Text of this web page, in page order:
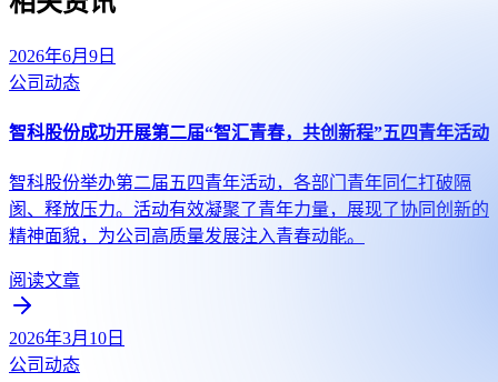
2026年6月9日
公司动态
智科股份成功开展第二届“智汇青春，共创新程”五四青年活动
智科股份举办第二届五四青年活动，各部门青年同仁打破隔
阂、释放压力。活动有效凝聚了青年力量，展现了协同创新的
精神面貌，为公司高质量发展注入青春动能。
阅读文章
2026年3月10日
公司动态